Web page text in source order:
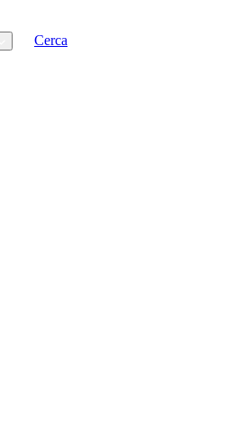
Cerca